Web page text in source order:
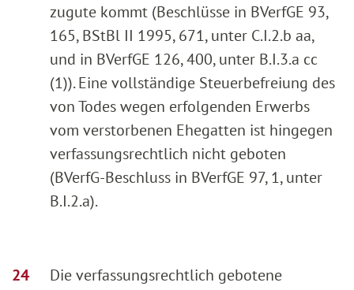
zugute kommt (Beschlüsse in BVerfGE 93,
165, BStBl II 1995, 671, unter C.I.2.b aa,
und in BVerfGE 126, 400, unter B.I.3.a cc
(1)). Eine vollständige Steuerbefreiung des
von Todes wegen erfolgenden Erwerbs
vom verstorbenen Ehegatten ist hingegen
verfassungsrechtlich nicht geboten
(BVerfG-Beschluss in BVerfGE 97, 1, unter
B.I.2.a).
Die verfassungsrechtlich gebotene